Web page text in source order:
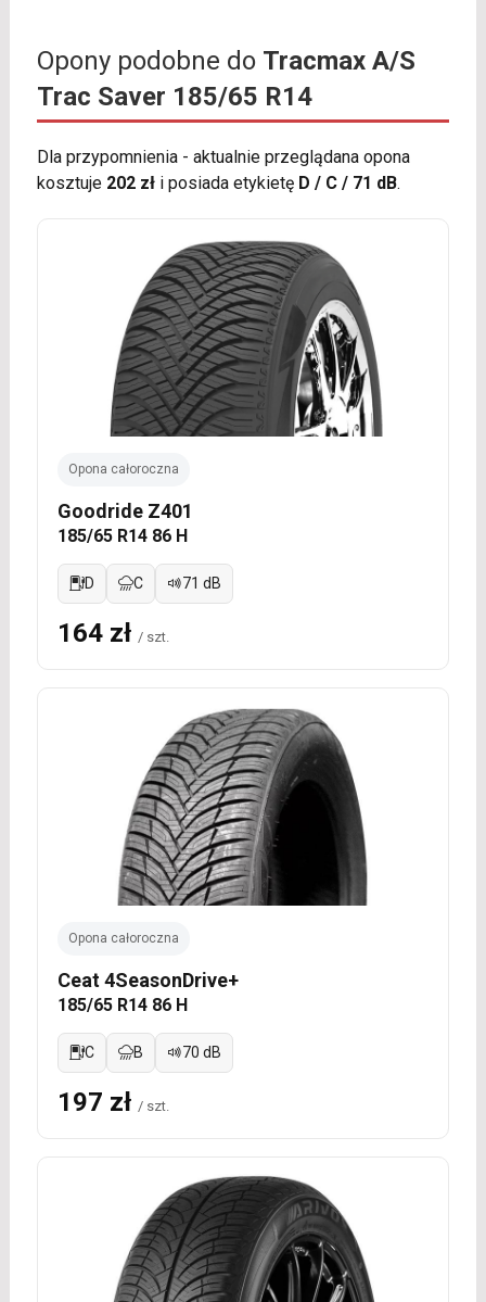
Opony podobne do Tracmax A/S
Trac Saver 185/65 R14
Dla przypomnienia - aktualnie przeglądana opona
kosztuje 202 złi posiada etykietę D / C / 71 dB.
Opona całoroczna
Goodride Z401
185/65 R14 86 H
D C 71 dB
164 zł / szt.
Opona całoroczna
Ceat 4SeasonDrive+
185/65 R14 86 H
C B 70 dB
197 zł / szt.